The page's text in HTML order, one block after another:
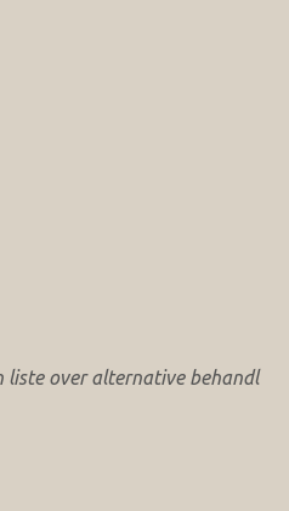
liste over alternative behandl